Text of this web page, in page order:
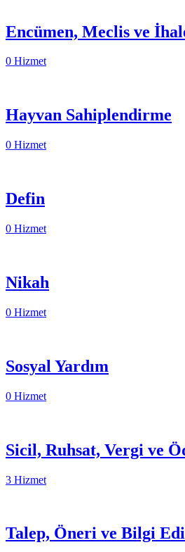
Encümen, Meclis ve
0 Hizmet
Hayvan Sahiplendirme
0 Hizmet
Defin
0 Hizmet
Nikah
0 Hizmet
Sosyal Yardım
0 Hizmet
Sicil, Ruhsat, Vergi ve
3 Hizmet
Talep, Öneri ve Bilgi